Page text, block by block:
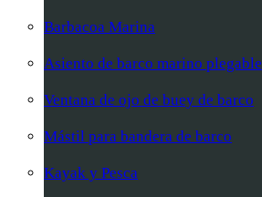
Barbacoa Marina
Asiento de barco marino plegable
Ventana de ojo de buey de barco
Mástil para bandera de barco
Kayak y Pesca